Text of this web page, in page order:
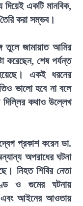
একটি মানবিক,
করা সম্ভব।
তুলে জামায়াত আমির
করেছেন, শেষ পর্যন্ত
একই ধরনের
ভালো হবে না বলে
কথাও উল্লেখ
প্রকাশ করেন ডা.
অপরাধের ঘটনা
নিহত শিবির নেতা
ও গুমের ঘটনায়
এবং আইনের আওতায়